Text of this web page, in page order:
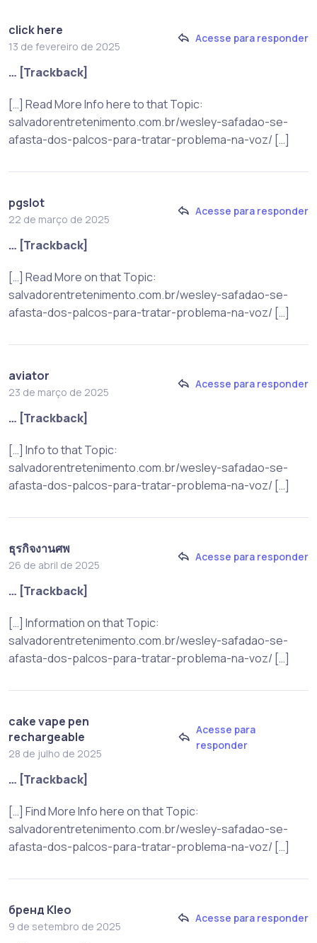
click here
13 de fevereiro de 2025
Acesse para responder
… [Trackback]
[…] Read More Info here to that Topic:
salvadorentretenimento.com.br/wesley-safadao-se-
afasta-dos-palcos-para-tratar-problema-na-voz/ […]
pgslot
22 de março de 2025
Acesse para responder
… [Trackback]
[…] Read More on that Topic:
salvadorentretenimento.com.br/wesley-safadao-se-
afasta-dos-palcos-para-tratar-problema-na-voz/ […]
aviator
23 de março de 2025
Acesse para responder
… [Trackback]
[…] Info to that Topic:
salvadorentretenimento.com.br/wesley-safadao-se-
afasta-dos-palcos-para-tratar-problema-na-voz/ […]
ธุรกิจงานศพ
26 de abril de 2025
Acesse para responder
… [Trackback]
[…] Information on that Topic:
salvadorentretenimento.com.br/wesley-safadao-se-
afasta-dos-palcos-para-tratar-problema-na-voz/ […]
cake vape pen
rechargeable
28 de julho de 2025
Acesse para
responder
… [Trackback]
[…] Find More Info here on that Topic:
salvadorentretenimento.com.br/wesley-safadao-se-
afasta-dos-palcos-para-tratar-problema-na-voz/ […]
бренд Kleo
9 de setembro de 2025
Acesse para responder